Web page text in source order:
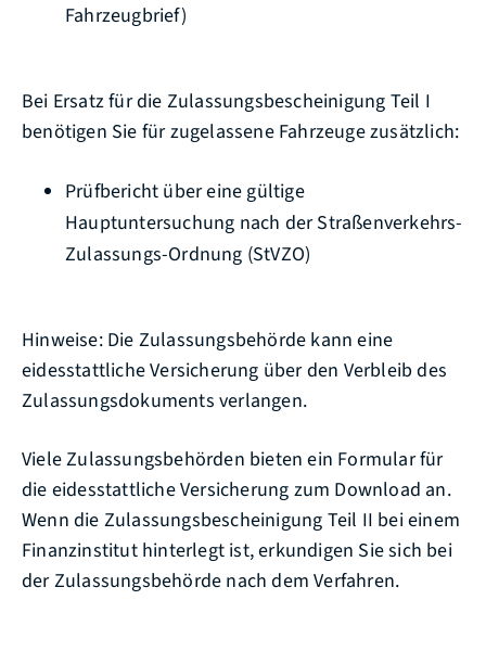
Fahrzeugbrief)
Bei Ersatz für die Zulassungsbescheinigung Teil I
benötigen Sie für zugelassene Fahrzeuge zusätzlich:
Prüfbericht über eine gültige
Hauptuntersuchung nach der Straßenverkehrs-
Zulassungs-Ordnung (StVZO)
Hinweise: Die Zulassungsbehörde kann eine
eidesstattliche Versicherung über den Verbleib des
Zulassungsdokuments verlangen.
Viele Zulassungsbehörden bieten ein Formular für
die eidesstattliche Versicherung zum Download an.
Wenn die Zulassungsbescheinigung Teil II bei einem
Finanzinstitut hinterlegt ist, erkundigen Sie sich bei
der Zulassungsbehörde nach dem Verfahren.